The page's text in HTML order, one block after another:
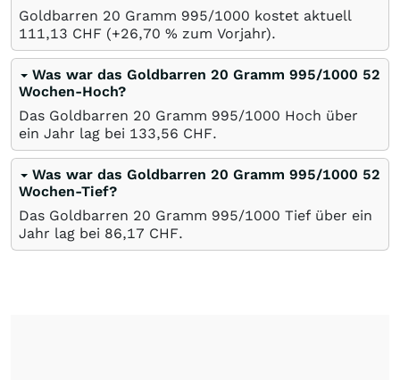
Goldbarren 20 Gramm 995/1000 kostet aktuell
111,13 CHF (+26,70 % zum Vorjahr).
Was war das Goldbarren 20 Gramm 995/1000 52
Wochen-Hoch?
Das Goldbarren 20 Gramm 995/1000 Hoch über
ein Jahr lag bei 133,56 CHF.
Was war das Goldbarren 20 Gramm 995/1000 52
Wochen-Tief?
Das Goldbarren 20 Gramm 995/1000 Tief über ein
Jahr lag bei 86,17 CHF.